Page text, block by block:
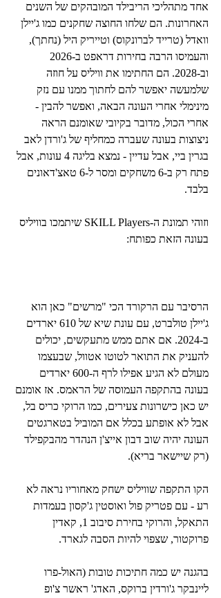
אחד מתהליכי הריבילד המובהקים של השנים
האחרונות. הם שלחו החוצה שחקנים כמו ג'יילן
וואדל (טרייד לברונקוס) וטייריק היל (נחתך),
וב-2028. הם החתימו את וויליס על חוזה
שלמעשה יאפשר להם לחתוך ממנו עם נזק
מינימלי אחרי העונה הבאה, ואפשר להבין -
אחרי הכול, מדובר בקיובי שאומנם הראה
ניצוצות בעונה שעברה כמחליף של ג'ורדן לאב
בגרין ביי, אבל עדיין - נמצא בליגה 4 עונות, אבל
פתח רק ב-6 משחקים ומסר ל-6 טאצ'דאונים
בלבד.
וזוהי תמונת ה-SKILL Players שיתמכו בוויליס
בעונה הזאת כפותח:
הרסיבר עם הרקורד הכי "מרשים" כאן הוא
ג'יילן טולברט, עם עונת שיא של 610 יארדים
ב-2024. אם אתם ממש מתעקשים, יכולים
להעניק את התואר לטוטו אטוול, שבעצמו
מעולם לא הגיע אפילו לרף ה-600 יארדים
בעונה בהתקפה העמוסה של הראמס. אז אומנם
יש כאן כישרונות צעירים, כמו הרוקי כריס בל,
אבל לא אופתע בכלל אם המוביל בטארגטים
העונה יהיה שוב דבון אייצ'ן הנהדר מהבקפילד
(רק שיישאר בריא).
הקו התקפה שוויליס ישחק מאחוריו נראה לא
רע - עם פטריק פול ואוסטין ג'קסון בעמדות
התאקל, והרוקי בחירת סיבוב 1, קאדין
פרוקטור, שצפוי להיות הסבה לגארד.
בהגנה יש כמה חתיכות טובות (האול-פרו
ליינבקר ג'ורדין ברוקס, האדג' ראשר צ'ופ